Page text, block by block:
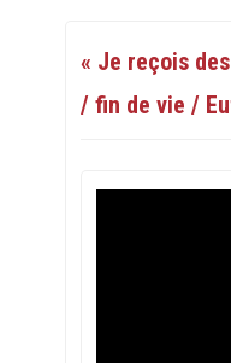
« Je reçois
/ fin de vie /